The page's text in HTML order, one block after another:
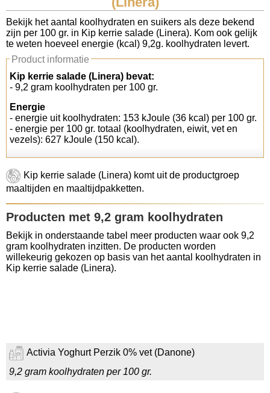
Koolhydraten tellen
Links
Bekijk het aantal koolhydraten en suikers als deze bekend
zijn per 100 gr. in Kip kerrie salade (Linera). Kom ook gelijk
te weten hoeveel energie (kcal) 9,2g. koolhydraten levert.
Product informatie
Kip kerrie salade (Linera) bevat:
- 9,2 gram koolhydraten per 100 gr.
Energie
- energie uit koolhydraten: 153 kJoule (36 kcal) per 100 gr.
- energie per 100 gr. totaal (koolhydraten, eiwit, vet en
vezels): 627 kJoule (150 kcal).
Kip kerrie salade (Linera) komt uit de productgroep
maaltijden en maaltijdpakketten.
Producten met 9,2 gram koolhydraten
Bekijk in onderstaande tabel meer producten waar ook 9,2
gram koolhydraten inzitten. De producten worden
willekeurig gekozen op basis van het aantal koolhydraten in
Kip kerrie salade (Linera).
Activia Yoghurt Perzik 0% vet (Danone)
9,2 gram koolhydraten per 100 gr.